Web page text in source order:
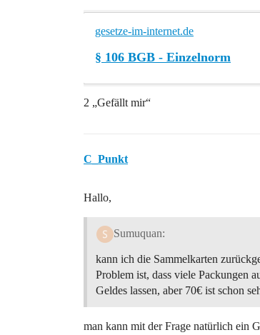
gesetze-im-internet.de
§ 106 BGB - Einzelnorm
2 „Gefällt mir“
C_Punkt
Hallo,
Sumuquan:
kann ich die Sammelkarten
Problem ist, dass viele Packungen
Geldes lassen, aber 70€ ist schon
man kann mit der Frage natürlich ein